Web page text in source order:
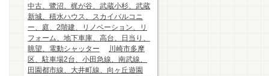
中古、鷺沼、梶が谷、武蔵小杉、武蔵
新城、積水ハウス、スカイバルコニ
ー、庭、2階建、リノベーション、リ
フォーム、地下車庫、高台、日当り、
眺望、電動シャッター
川崎市多摩
区、駐車場2台、小田急線、南武線、
田園都市線、大井町線、向ヶ丘遊園